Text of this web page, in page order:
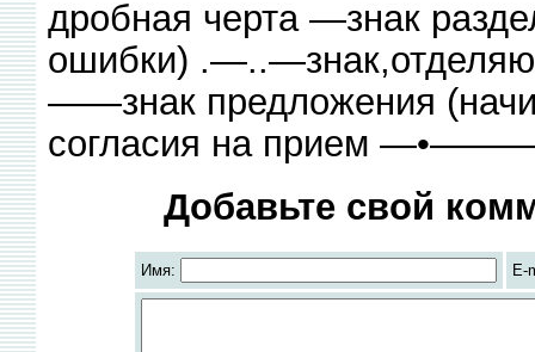
дробная черта —знак
ошибки)
——знак предложения
согласия на прием
Добавьте свой
Имя: E-